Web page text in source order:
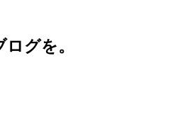
グを。